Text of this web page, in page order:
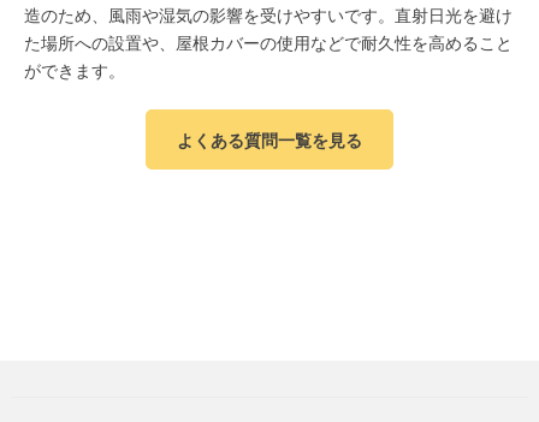
造のため、風雨や湿気の影響を受けやすいです。直射日光を避け
た場所への設置や、屋根カバーの使用などで耐久性を高めること
ができます。
よくある質問一覧を見る